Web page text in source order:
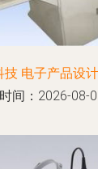
技 电子产品设
间：2026-08-